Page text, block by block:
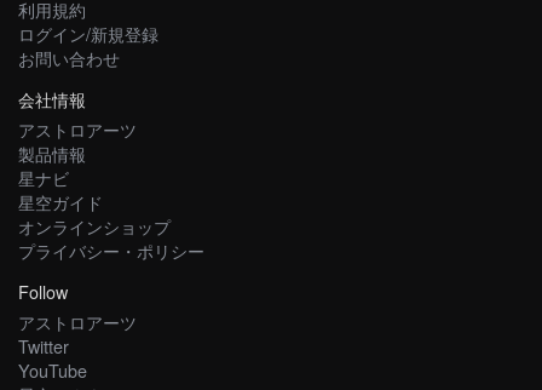
利用規約
ログイン/新規登録
お問い合わせ
会社情報
アストロアーツ
製品情報
星ナビ
星空ガイド
オンラインショップ
プライバシー・ポリシー
Follow
アストロアーツ
Twitter
YouTube